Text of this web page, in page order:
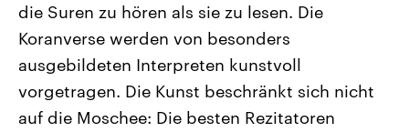
Landtagswahl Sachsen-Anhalt
2026
Alle Informationen
Sachsen-Anhalt wählt am 6.
September 2026 einen neuen
USA
Aktuelle Beiträge,
Hintergründe
Wirtschaftlich und
gehören die Vereinigten
die Suren zu hören als sie zu lesen. Die
Koranverse werden von besonders
ausgebildeten Interpreten kunstvoll
vorgetragen. Die Kunst beschränkt sich nicht
auf die Moschee: Die besten Rezitatoren